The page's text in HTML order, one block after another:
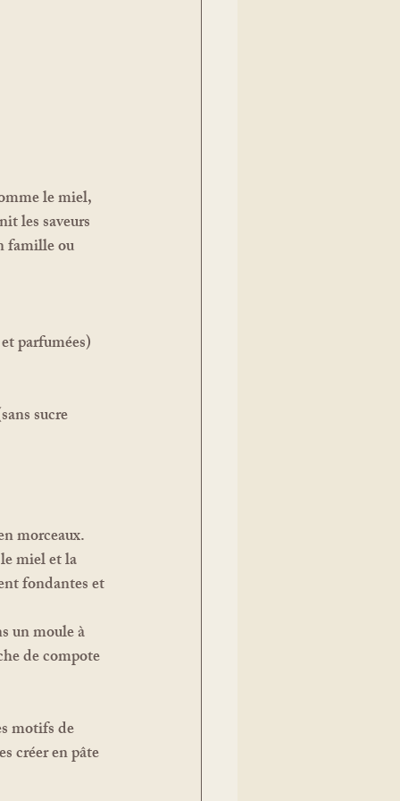
les saveurs
famille ou
parfumées)
sucre
morceaux.
miel et la
fondantes et
un moule à
de compote
motifs de
créer en pâte